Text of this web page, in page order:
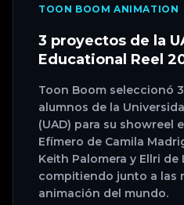
TOON BOOM ANIMATION
3 proyectos de la
Educational Reel
Toon Boom seleccionó
alumnos de la
(UAD) para su showreel
Efímero de Camila
Keith Palomera y Ellri de
compitiendo junto a las
animación del mundo.